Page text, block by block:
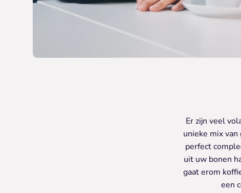
Er zijn veel
unieke mix
perfect
uit uw bonen
gaat erom
een